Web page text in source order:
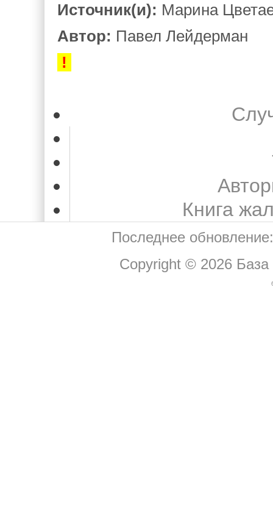
Источник(и): Марина
Автор: Павел Лейдерман
!
Книга
Последнее
Copyright © 2026 База